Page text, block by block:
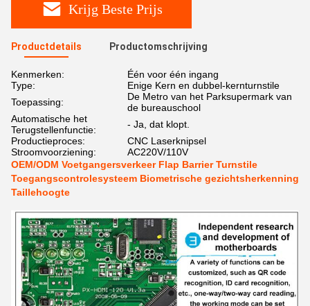
Krijg Beste Prijs
Productdetails Productomschrijving
Kenmerken:
Één voor één ingang
Type:
Enige Kern en dubbel-kernturnstile
Toepassing:
De Metro van het Parksupermark van
de bureauschool
Automatische het
Terugstellenfunctie:
- Ja, dat klopt.
Productieproces:
CNC Laserknipsel
Stroomvoorziening:
AC220V/110V
OEM/ODM Voetgangersverkeer Flap Barrier Turnstile
Toegangscontrolesysteem Biometrische gezichtsherkenning
Taillehoogte